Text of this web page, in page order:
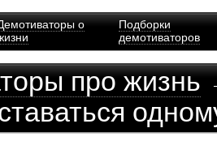
о
Подборки
демотиваторов
про жизнь